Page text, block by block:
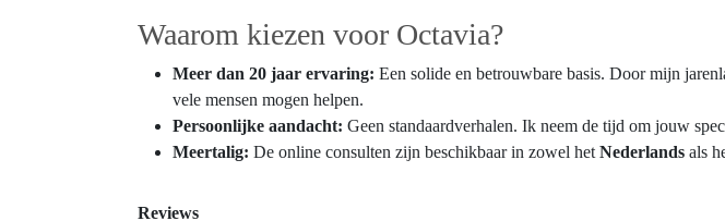
Waarom kiezen voor Octavia?
Meer dan 20 jaar ervaring: Een solide en betrouwbare basis. Door mijn
vele mensen mogen helpen.
Persoonlijke aandacht: Geen standaardverhalen. Ik neem de tijd om jouw
Meertalig: De online consulten zijn beschikbaar in zowel het Nederlands als
Reviews